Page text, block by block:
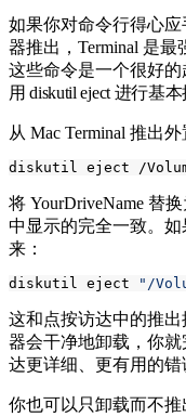
如果你对命令行得心应
器推出，Terminal 是最
这些命令是一个很好的
用 diskutil eject 进行基
从 Mac Terminal 推出
将 YourDriveName 替
中显示的完全一致。
来：
diskutil eject "/
这和点按访达中的推
器会干净地卸载，你
达更详细、更有用的错
你也可以只卸载而不